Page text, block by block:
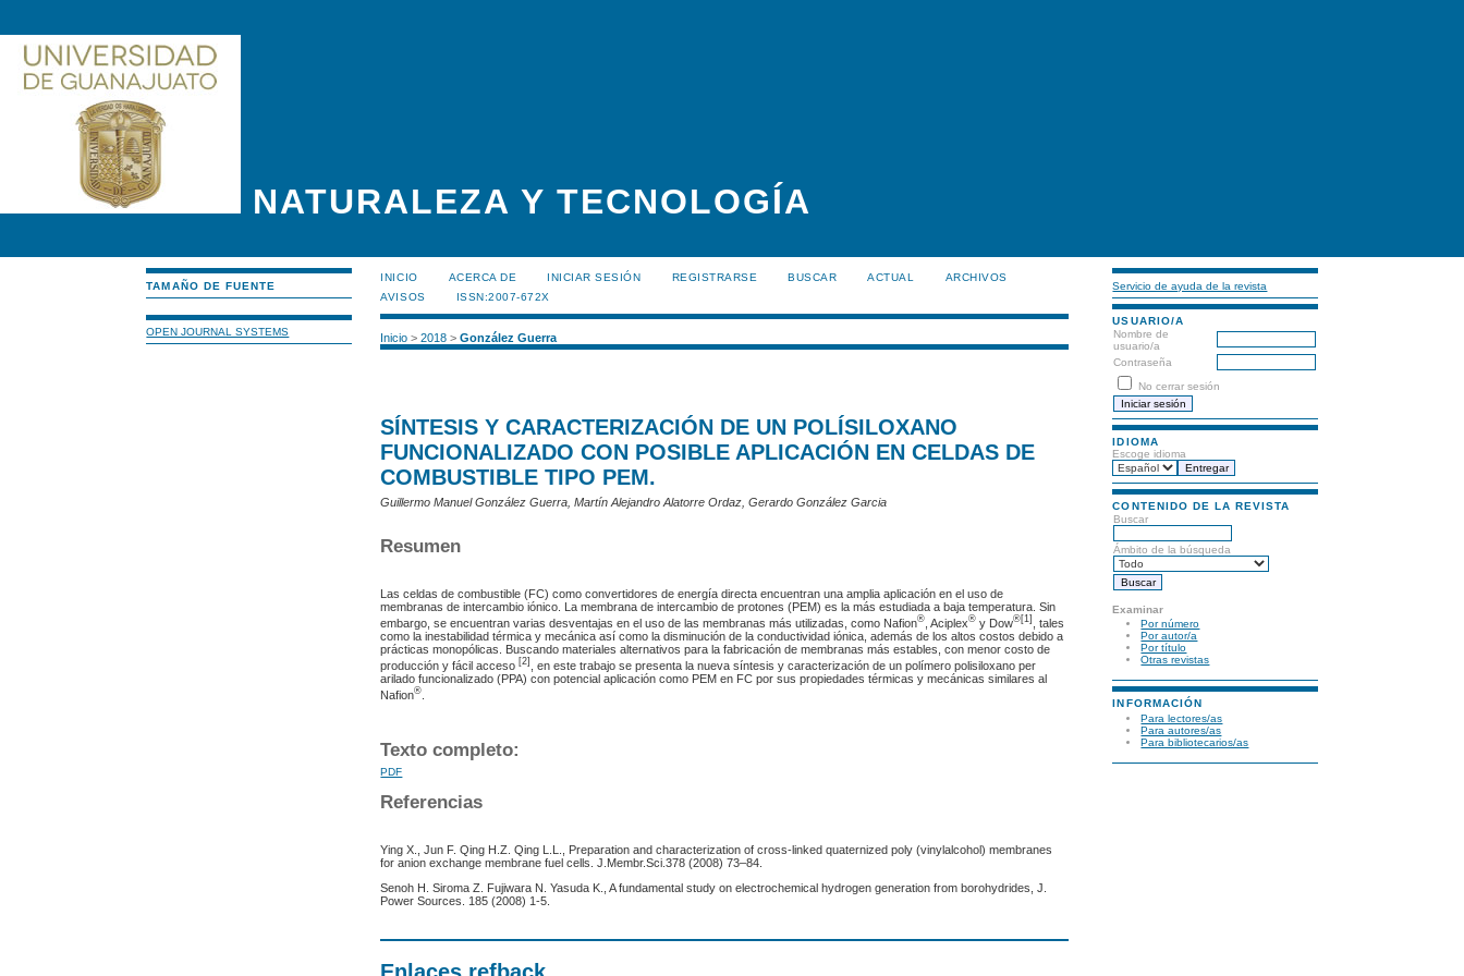
NATURALEZA Y TECNOLOGÍA
TAMAÑO DE FUENTE
OPEN JOURNAL SYSTEMS
Servicio de ayuda de la revista
USUARIO/A
Nombre de
usuario/a
Contraseña
No cerrar sesión
IDIOMA
Escoge idioma
CONTENIDO DE LA REVISTA
Buscar
Ámbito de la búsqueda
Examinar
Por número
Por autor/a
Por título
Otras revistas
INFORMACIÓN
Para lectores/as
Para autores/as
Para bibliotecarios/as
INICIO ACERCA DE INICIAR SESIÓN REGISTRARSE BUSCAR ACTUAL
ARCHIVOS
AVISOS
ISSN:2007-672X
Inicio >2018 >González Guerra
SÍNTESIS Y CARACTERIZACIÓN DE UN POLÍSILOXANO
FUNCIONALIZADO CON POSIBLE APLICACIÓN EN CELDAS DE
COMBUSTIBLE TIPO PEM.
Guillermo Manuel González Guerra, Martín Alejandro Alatorre Ordaz, Gerardo González Garcia
Resumen
Las celdas de combustible (FC) como convertidores de energía directa encuentran una amplia aplicación en el uso de
membranas de intercambio iónico. La membrana de intercambio de protones (PEM) es la más estudiada a baja temperatura. Sin
embargo, se encuentran varias desventajas en el uso de las membranas más utilizadas, como Nafion® , Aciplex® y Dow®[1]
, tales
como la inestabilidad térmica y mecánica así como la disminución de la conductividad iónica, además de los altos costos debido a
prácticas monopólicas. Buscando materiales alternativos para la fabricación de membranas más estables, con menor costo de
producción y fácil acceso[2]
, en este trabajo se presenta la nueva síntesis y caracterización de un polímero polisiloxano per
arilado funcionalizado (PPA) con potencial aplicación como PEM en FC por sus propiedades térmicas y mecánicas similares al
Nafion®
Texto completo:
PDF
Referencias
Ying X., Jun F. Qing H.Z. Qing L.L., Preparation and characterization of cross-linked quaternized poly (vinylalcohol) membranes
for anion exchange membrane fuel cells. J.Membr.Sci.378 (2008) 73–84.
Senoh H. Siroma Z. Fujiwara N. Yasuda K., A fundamental study on electrochemical hydrogen generation from borohydrides, J.
Power Sources. 185 (2008) 1-5.